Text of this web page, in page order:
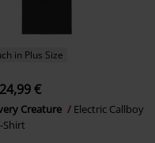
in Plus Size
24,99 €
Creature
Electric Callboy
Shirt